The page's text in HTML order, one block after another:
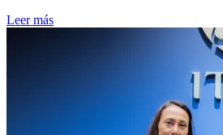
Leer más